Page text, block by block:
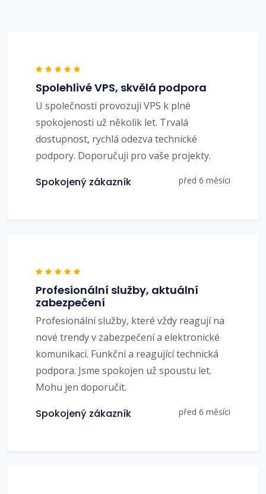
Spolehlivé VPS, skvělá podpora
U společnosti provozuji VPS k plné
spokojenosti už několik let. Trvalá
dostupnost, rychlá odezva technické
podpory. Doporučuji pro vaše projekty.
Spokojený zákazník před 6 měsíci
Profesionální služby, aktuální
zabezpečení
Profesionální služby, které vždy reagují na
nové trendy v zabezpečení a elektronické
komunikaci. Funkční a reagující technická
podpora. Jsme spokojen už spoustu let.
Mohu jen doporučit.
Spokojený zákazník před 6 měsíci